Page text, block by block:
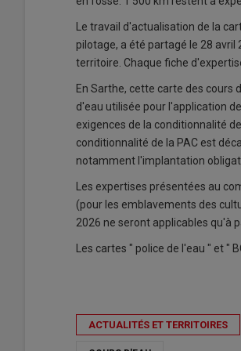
Le travail d'actualisation de la
pilotage, a été partagé le 28
territoire. Chaque fiche
En Sarthe, cette carte des cours
d'eau utilisée pour l'application
exigences de la conditionnalité
conditionnalité de la PAC est
notamment l'implantation
Les expertises présentées au
(pour les emblavements des
2026 ne seront applicables qu'à
Les cartes " police de l'eau " et "
ACTUALITÉS ET TERRITOIRES